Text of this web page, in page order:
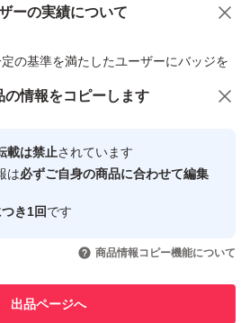
ーの実績について
の基準を満たしたユーザーにバッジを
心・安全なユーザーです
引を完了させた実績があります
での取引実績があります
商品への質問
の情報をコピーします
載は禁止されています
は必ずご自身の商品に合わせて編集
き1回です
商品情報コピー機能について
出品ページへ
にオススメ